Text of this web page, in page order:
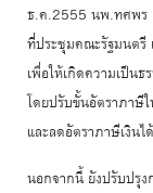
ธ.ค.2555 นพ.ทศพร
ที่ประชุมคณะรัฐมนตรี
เพื่อให้เกิดความเป็น
โดยปรับขั้นอัตราภาษี
และลดอัตราภาษีเงิน
นอกจากนี้ ยังปรับปรุง